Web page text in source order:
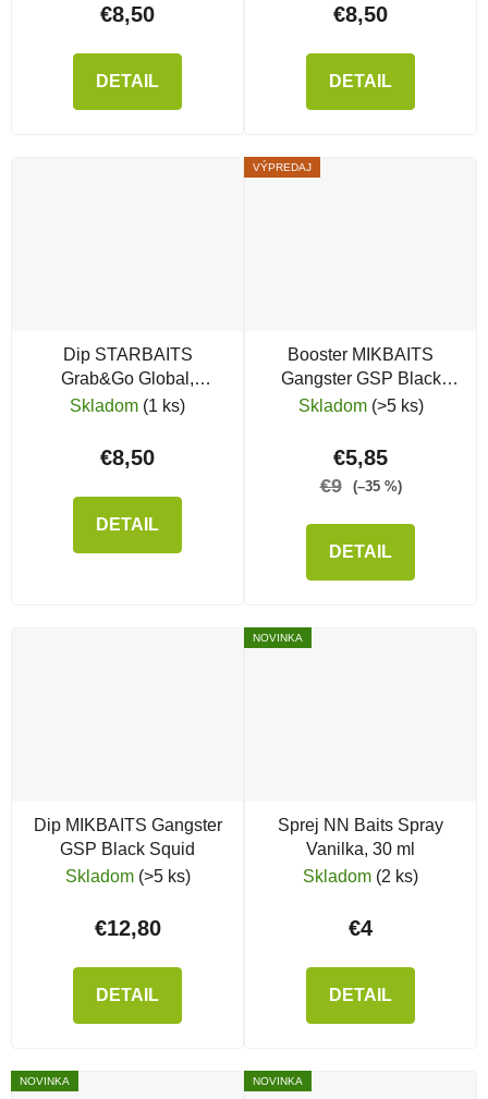
€8,50
DETAIL
€8,50
DETAIL
Dip STARBAITS
Grab&Go Global,
Banana Cream
Skladom (1 ks)
€8,50
DETAIL
VÝPREDAJ
Booster MIKBAITS
Gangster GSP Black
Squid
Skladom (>5 ks)
€5,85
€9 (–35 %)
DETAIL
Dip MIKBAITS Gangster
GSP Black Squid
Skladom (>5 ks)
€12,80
DETAIL
NOVINKA
Sprej NN Baits Spray
Vanilka, 30 ml
Skladom (2 ks)
€4
DETAIL
NOVINKA NOVINKA